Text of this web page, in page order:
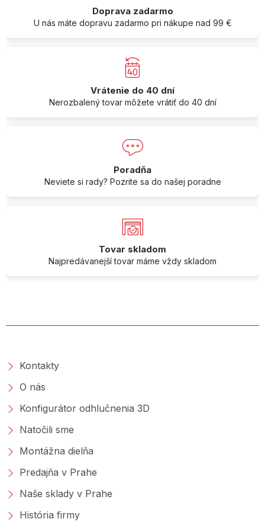
Doprava zadarmo
U nás máte dopravu zadarmo pri nákupe nad 99 €
Vrátenie do 40 dní
Nerozbalený tovar môžete vrátiť do 40 dní
Poradňa
Neviete si rady? Pozrite sa do našej poradne
Tovar skladom
Najpredávanejší tovar máme vždy skladom
Kontakty
O nás
Konfigurátor odhlučnenia 3D
Natočili sme
Montážna dielňa
Predajňa v Prahe
Naše sklady v Prahe
História firmy